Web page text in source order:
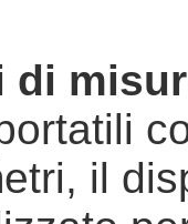
di
il